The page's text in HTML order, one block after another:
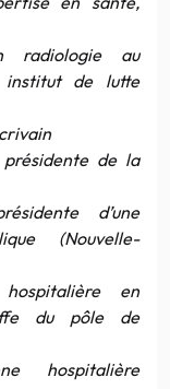
radiologie au
institut de lutte
présidente de la
d’une
(Nouvelle-
hospitalière en
du pôle de
hospitalière